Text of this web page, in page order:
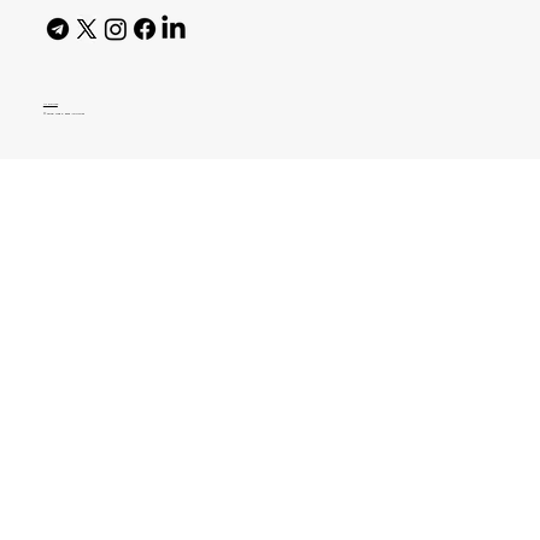
AI Policy
© 2026 High Bar Journal